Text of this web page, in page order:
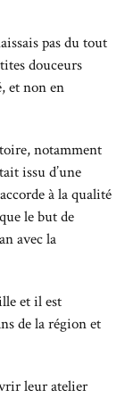
pas du tout
douceurs
et non en
notamment
issu d’une
à la qualité
le but de
avec la
et il est
de la région et
leur atelier